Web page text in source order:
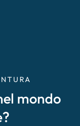
mondo